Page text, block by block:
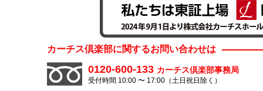
カーチス倶楽部に関するお問い合わせは
0120-600-133 カーチス倶楽部事務局
受付時間 10:00 〜 17:00（土日祝日除く）